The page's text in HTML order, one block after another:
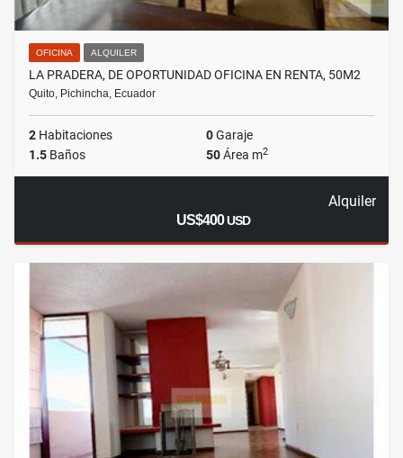
OFICINA ALQUILER
LA PRADERA, DE OPORTUNIDAD OFICINA EN RENTA, 50M2
Quito, Pichincha, Ecuador
2 Habitaciones 0Garaje
1.5 Baños 50Área m2
Alquiler
US$400USD